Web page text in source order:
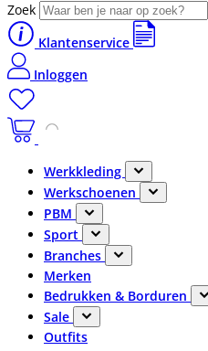
Zoek
Klantenservice
Inloggen
Werkkleding
Werkschoenen
PBM
Sport
Branches
Merken
Bedrukken & Borduren
Sale
Outfits